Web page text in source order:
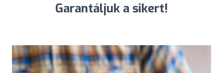
Garantáljuk a sikert!